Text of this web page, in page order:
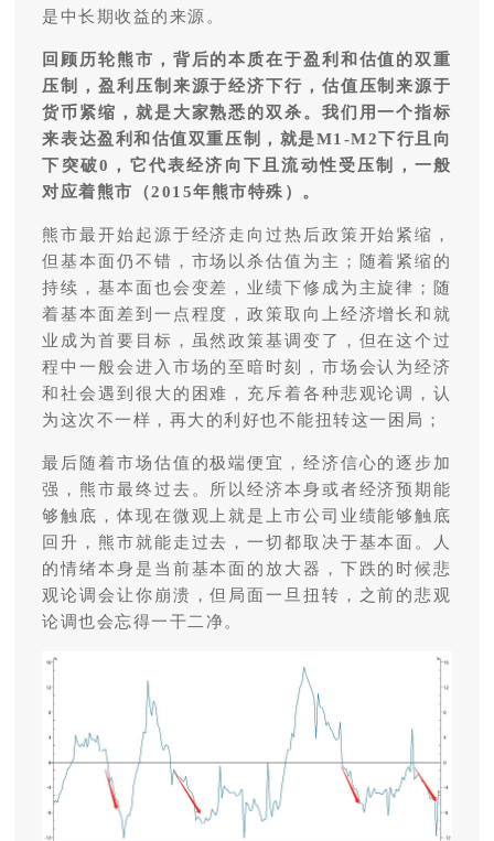
是中长期收益的来源。
回顾历轮熊市，背后的本质在于盈利和估值的双重
压制，盈利压制来源于经济下行，估值压制来源于
货币紧缩，就是大家熟悉的双杀。我们用一个指标
来表达盈利和估值双重压制，就是M1-M2下行且向
下突破0，它代表经济向下且流动性受压制，一般
对应着熊市（2015年熊市特殊）。
熊市最开始起源于经济走向过热后政策开始紧缩，
但基本面仍不错，市场以杀估值为主；随着紧缩的
持续，基本面也会变差，业绩下修成为主旋律；随
着基本面差到一点程度，政策取向上经济增长和就
业成为首要目标，虽然政策基调变了，但在这个过
程中一般会进入市场的至暗时刻，市场会认为经济
和社会遇到很大的困难，充斥着各种悲观论调，认
为这次不一样，再大的利好也不能扭转这一困局；
最后随着市场估值的极端便宜，经济信心的逐步加
强，熊市最终过去。所以经济本身或者经济预期能
够触底，体现在微观上就是上市公司业绩能够触底
回升，熊市就能走过去，一切都取决于基本面。人
的情绪本身是当前基本面的放大器，下跌的时候悲
观论调会让你崩溃，但局面一旦扭转，之前的悲观
论调也会忘得一干二净。